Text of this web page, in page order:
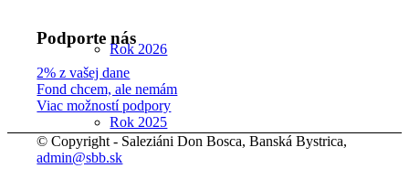
Rok 2026
Rok 2025
Podporte nás
2% z vašej dane
Fond chcem, ale nemám
Viac možností podpory
© Copyright - Saleziáni Don Bosca, Banská Bystrica,
admin@sbb.sk